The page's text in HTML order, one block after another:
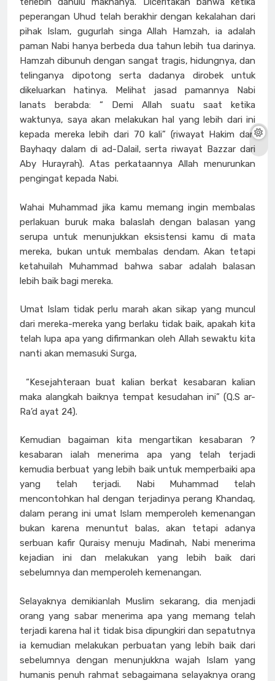
peperangan Uhud telah berakhir dengan kekalahan dari
pihak Islam, gugurlah singa Allah Hamzah, ia adalah
paman Nabi hanya berbeda dua tahun lebih tua darinya.
Hamzah dibunuh dengan sangat tragis, hidungnya, dan
telinganya dipotong serta dadanya dirobek untuk
dikeluarkan hatinya. Melihat jasad pamannya Nabi
lanats berabda: “ Demi Allah suatu saat ketika
waktunya, saya akan melakukan hal yang lebih dari ini
kepada mereka lebih dari 70 kali” (riwayat Hakim dan
Bayhaqy dalam di ad-Dalail, serta riwayat Bazzar dari
Aby Hurayrah). Atas perkataannya Allah menurunkan
pengingat kepada Nabi.
Wahai Muhammad jika kamu memang ingin membalas
perlakuan buruk maka balaslah dengan balasan yang
serupa untuk menunjukkan eksistensi kamu di mata
mereka, bukan untuk membalas dendam. Akan tetapi
ketahuilah Muhammad bahwa sabar adalah balasan
lebih baik bagi mereka.
Umat Islam tidak perlu marah akan sikap yang muncul
dari mereka-mereka yang berlaku tidak baik, apakah kita
telah lupa apa yang difirmankan oleh Allah sewaktu kita
nanti akan memasuki Surga,
“Kesejahteraan buat kalian berkat kesabaran kalian
maka alangkah baiknya tempat kesudahan ini” (Q.S ar-
Ra’d ayat 24).
Kemudian bagaiman kita mengartikan kesabaran ?
kesabaran ialah menerima apa yang telah terjadi
kemudia berbuat yang lebih baik untuk memperbaiki apa
yang telah terjadi. Nabi Muhammad telah
mencontohkan hal dengan terjadinya perang Khandaq,
dalam perang ini umat Islam memperoleh kemenangan
bukan karena menuntut balas, akan tetapi adanya
serbuan kafir Quraisy menuju Madinah, Nabi menerima
kejadian ini dan melakukan yang lebih baik dari
sebelumnya dan memperoleh kemenangan.
Selayaknya demikianlah Muslim sekarang, dia menjadi
orang yang sabar menerima apa yang memang telah
terjadi karena hal it tidak bisa dipungkiri dan sepatutnya
ia kemudian melakukan perbuatan yang lebih baik dari
sebelumnya dengan menunjukkna wajah Islam yang
humanis penuh rahmat sebagaimana selayaknya orang